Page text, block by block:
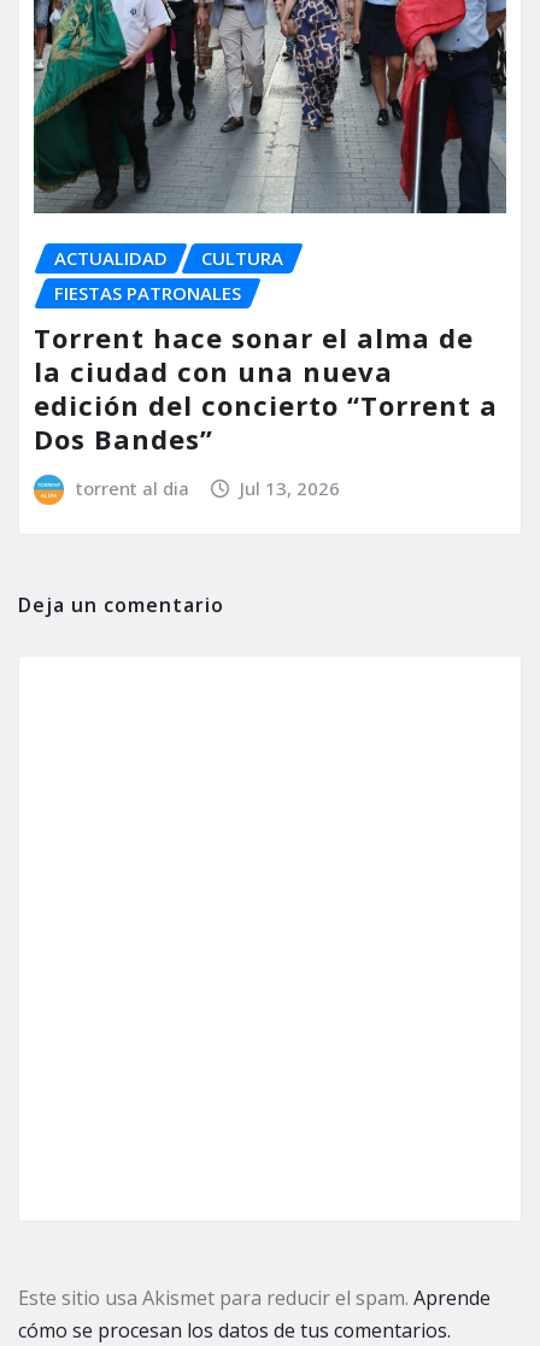
ACTUALIDAD
CULTURA
FIESTAS PATRONALES
Torrent hace sonar el alma de
la ciudad con una nueva
edición del concierto “Torrent a
Dos Bandes”
torrent al dia Jul 13, 2026
Deja un comentario
Este sitio usa Akismet para reducir el spam. Aprende
cómo se procesan los datos de tus comentarios.